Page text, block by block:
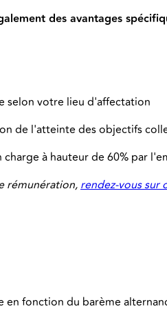
des avantages
selon votre lieu d'affectation
de l'atteinte des objectifs
à hauteur de 60% par
rémunération,rendez-vous sur
en fonction du barème